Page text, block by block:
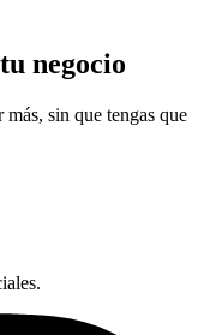
negocio
sin que tengas que